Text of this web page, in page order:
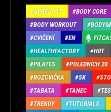
APRÉS-FIT BODY CORE
BODY WORKOUT
CVIČENÍ
EN
HEALTHFACTORY
HIIT
PILATES
POLEDNÍCH 20
ROZCVIČKA
SK
TABATA
TANEC
TRENDY
TUTORIALS